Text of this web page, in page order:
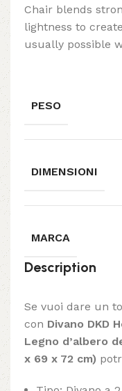
Chair blends
lightness to
usually possible
PESO
DIMENSIONI
MARCA
Description
Se vuoi dare un
con Divano DKD
Legno d’albero
x 69 x 72 cm)